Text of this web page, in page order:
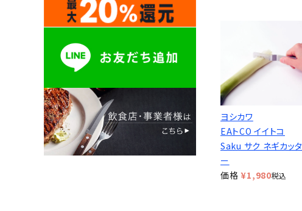
ヨシカワ
EAトCO イイトコ
Saku サク ネギカッタ
ー
価格 ¥1,980税込